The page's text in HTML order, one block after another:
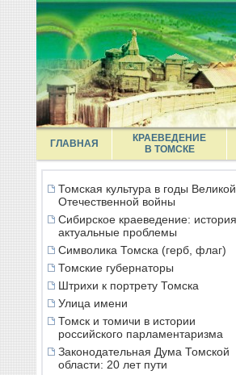
ГЛАВНАЯ
КРАЕВЕДЕНИЕ
В ТОМСКЕ
Томская культура в годы Великой
Отечественной войны
Сибирское краеведение:
актуальные проблемы
Символика Томска (герб, флаг)
Томские губернаторы
Штрихи к портрету Томска
Улица имени
Томск и томичи в истории
российского парламентаризма
Законодательная Дума Томской
области: 20 лет пути